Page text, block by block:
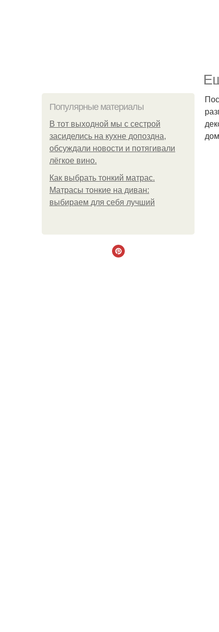
Популярные материалы
В тот выходной мы с сестрой
засиделись на кухне допоздна,
обсуждали новости и потягивали
лёгкое вино.
Как выбрать тонкий матрас.
Матрасы тонкие на диван:
выбираем для себя лучший